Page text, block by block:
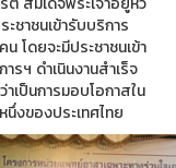
ชาชนเข้ารับบริการ
โดยจะมีประชาชนเข้า
รฯ ดำเนินงานสำเร็จ
เป็นการมอบโอกาสใน
งของประเทศไทย